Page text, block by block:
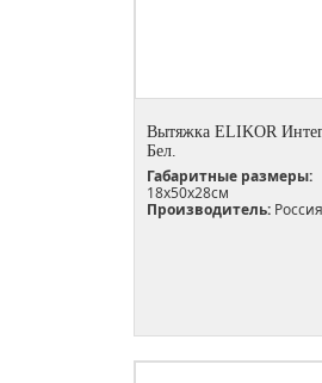
Вытяжка ELIKOR
Бел.
Габаритные размеры:
18х50х28см
Производитель: Россия